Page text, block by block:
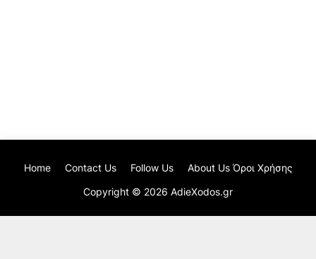
Copyright © 2026 AdieXodos.gr
Home Contact Us Follow Us About Us Όροι Χρήσης